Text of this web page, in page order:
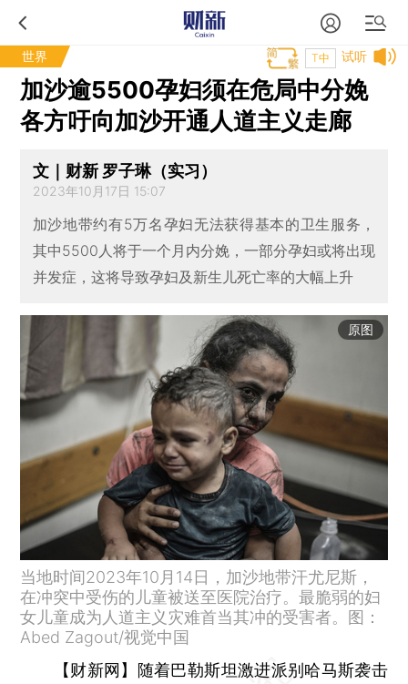
世界 试听
T中
加沙逾5500孕妇须在危局中分娩
各方吁向加沙开通人道主义走廊
文｜财新 罗子琳（实习）
2023年10月17日 15:07
加沙地带约有5万名孕妇无法获得基本的卫生服务，
其中5500人将于一个月内分娩，一部分孕妇或将出现
并发症，这将导致孕妇及新生儿死亡率的大幅上升
原图
当地时间2023年10月14日，加沙地带汗尤尼斯，
在冲突中受伤的儿童被送至医院治疗。最脆弱的妇
女儿童成为人道主义灾难首当其冲的受害者。图：
Abed Zagout/视觉中国
【财新网】 随着巴勒斯坦激进派别哈马斯袭击